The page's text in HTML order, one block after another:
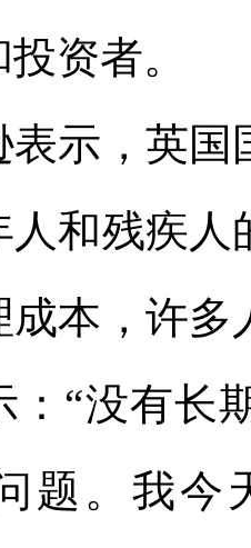
资者。
，英国
人和残疾
成本，许
：“没有长
题。我今